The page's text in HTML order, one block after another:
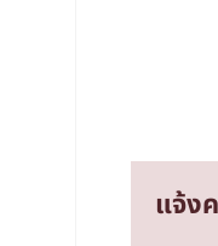
แจ้ง